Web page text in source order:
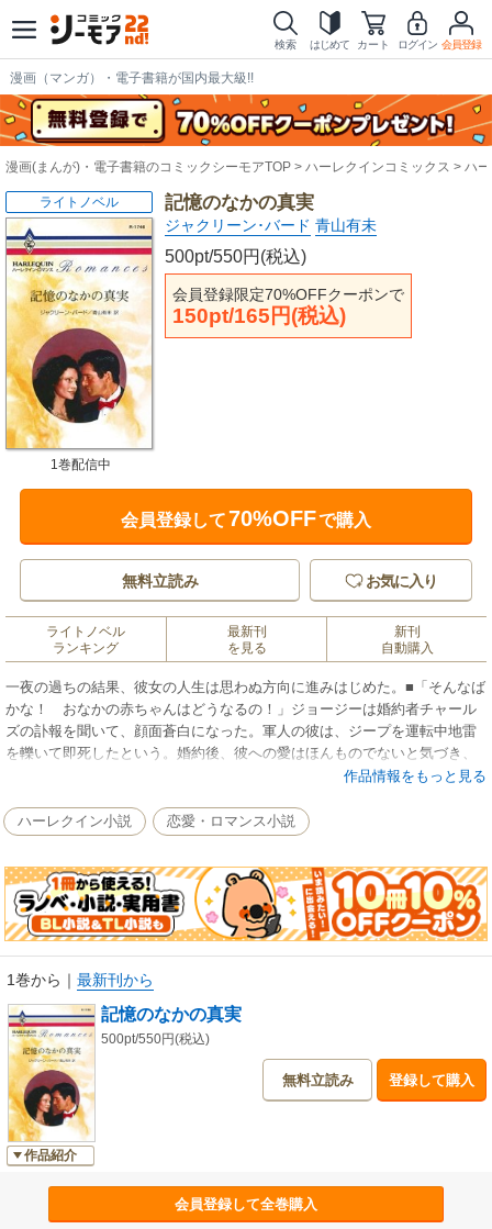
検索 はじめて カート ログイン 会員登録
漫画（マンガ）・電子書籍が国内最大級!!
漫画(まんが)・電子書籍のコミックシーモアTOP ハーレクインコミックス ハ
記憶のなかの真実
ジャクリーン･バード 青山有未
500pt/550円(税込)
会員登録限定70%OFFクーポンで
150pt/165円(税込)
ライトノベル
1巻配信中
会員登録して70%OFFで購入
無料立読み お気に入り
ライトノベル
ランキング
最新刊
を見る
新刊
自動購入
一夜の過ちの結果、彼女の人生は思わぬ方向に進みはじめた。■「そんなば
かな！ おなかの赤ちゃんはどうなるの！」ジョージーは婚約者チャール
ズの訃報を聞いて、顔面蒼白になった。軍人の彼は、ジープを運転中地雷
を轢いて即死したという。婚約後、彼への愛はほんものでないと気づき、
いずれ婚約を解消するつもりでいたけれど、まさかこんなことになるなん
ズの腹違いの弟コナンが、彼女に話があると言って訪ねてきた。コナンと
は何回か顔を合わせているが、彼のことはほとんど何も知らない。葬儀の
た――子供のためにも、できるだけ早く自分と結婚するほうがいい
と……。
作品情報をもっと見る
ハーレクイン小説 恋愛・ロマンス小説
1巻から ｜ 最新刊から
作品紹介
記憶のなかの真実
500pt/550円(税込)
無料立読み 登録して購入
会員登録して全巻購入